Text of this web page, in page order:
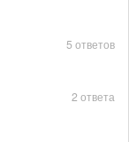
5 ответов
2 ответа